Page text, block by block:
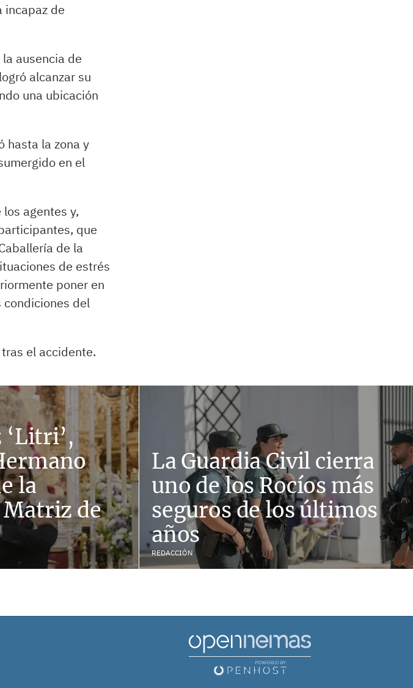
incapaz de
ausencia de
alcanzar su
una ubicación
hasta la zona y
en el
agentes y,
que
de la
de estrés
poner en
del
el accidente.
la
de
La Guardia Civil cierra
uno de los Rocíos más
seguros de los últimos
años
REDACCIÓN